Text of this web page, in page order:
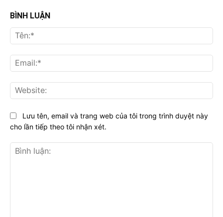
BÌNH LUẬN
Lưu tên, email và trang web của tôi trong trình duyệt này
cho lần tiếp theo tôi nhận xét.